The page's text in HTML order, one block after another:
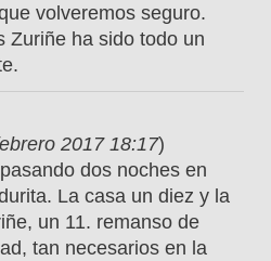
volveremos seguro.
Zuriñe ha sido todo un
2017 18:17)
dos noches en
La casa un diez y la
un 11. remanso de
tan necesarios en la